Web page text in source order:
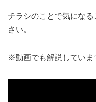
チラシのことで気にな
さい。
※動画でも解説していま